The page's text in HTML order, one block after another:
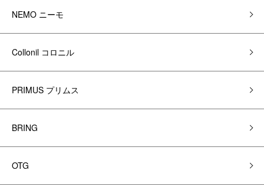
NEMO ニーモ
Collonil コロニル
PRIMUS プリムス
BRING
OTG